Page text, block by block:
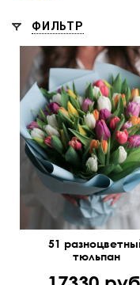
ФИЛЬТР
45 см 45
51
тюльпан